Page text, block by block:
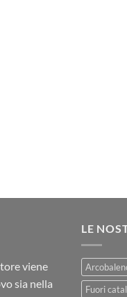
viene
sia nella
LE
Fuori